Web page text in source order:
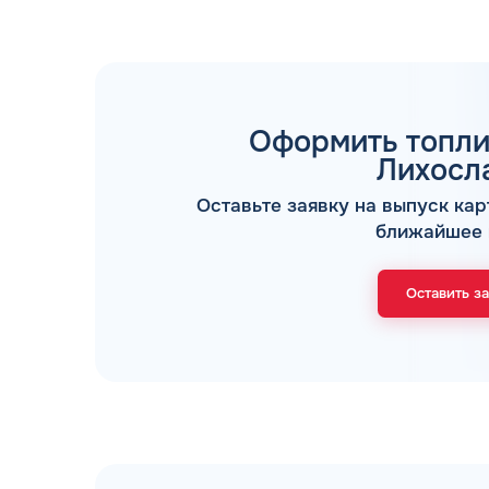
Оформить
Оставьте заявку на выпуск
ближайшее
Оставить
ТОПЛИВНЫЕ
Мы свяжемся с